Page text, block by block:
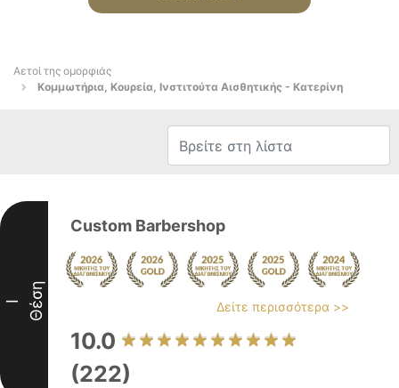
Αετοί της ομορφιάς
Κομμωτήρια, Κουρεία, Ινστιτούτα Αισθητικής - Κατερίνη
I Θέση
Custom Barbershop
Δείτε περισσότερα >>
10.0
(222)